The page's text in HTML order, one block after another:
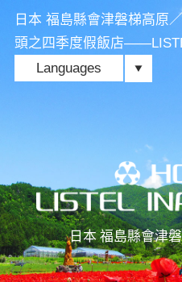
日本 福島縣會津磐梯高原
頭之四季度假飯店
Languages
日本 福島縣會津
客房
餐廳